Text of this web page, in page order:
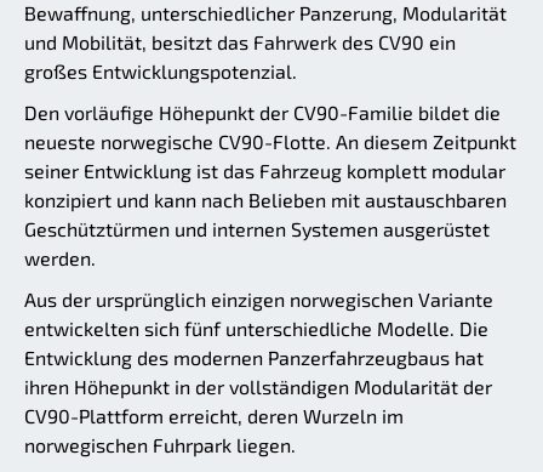
Bewaffnung, unterschiedlicher Panzerung, Modularität
und Mobilität, besitzt das Fahrwerk des CV90 ein
großes Entwicklungspotenzial.
Den vorläufige Höhepunkt der CV90-Familie bildet die
neueste norwegische CV90-Flotte. An diesem Zeitpunkt
seiner Entwicklung ist das Fahrzeug komplett modular
konzipiert und kann nach Belieben mit austauschbaren
Geschütztürmen und internen Systemen ausgerüstet
werden.
Aus der ursprünglich einzigen norwegischen Variante
entwickelten sich fünf unterschiedliche Modelle. Die
Entwicklung des modernen Panzerfahrzeugbaus hat
ihren Höhepunkt in der vollständigen Modularität der
CV90-Plattform erreicht, deren Wurzeln im
norwegischen Fuhrpark liegen.